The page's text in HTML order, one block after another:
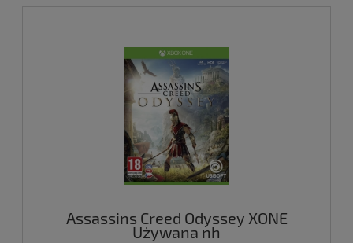
Assassins Creed Odyssey XONE
Używana nh